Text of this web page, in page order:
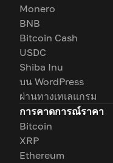
Monero
BNB
Bitcoin Cash
USDC
Shiba Inu
บน WordPress
ผ่านทางเทเลแกรม
การคาดการณ์ราคา
Bitcoin
XRP
Ethereum